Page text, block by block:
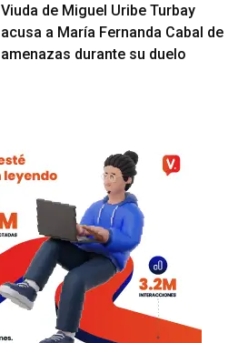
Viuda de Miguel Uribe Turbay
acusa a María Fernanda Cabal de
amenazas durante su duelo